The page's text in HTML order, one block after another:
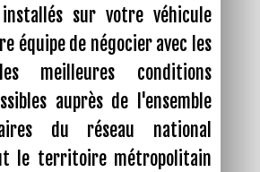
sur votre véhicule
équipe de négocier avec les
meilleures conditions
auprès de l'ensemble
du réseau national
le territoire métropolitain